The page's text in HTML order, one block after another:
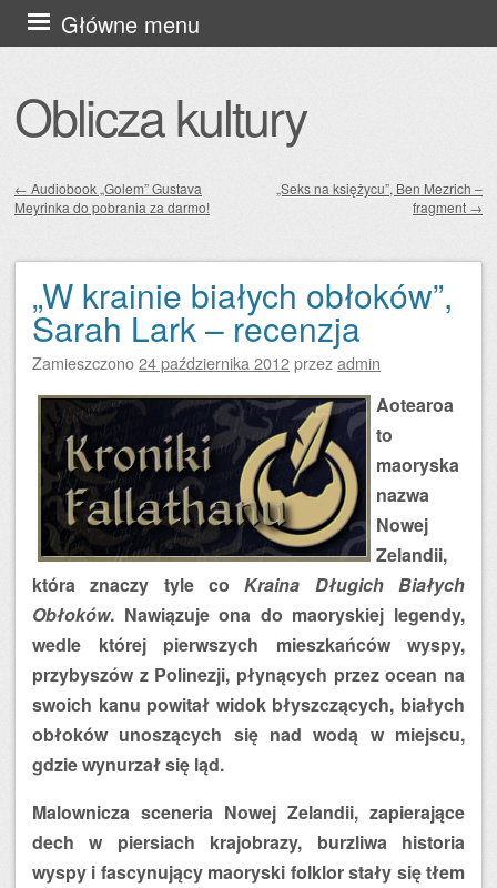
Oblicza kultury
Główne menu
Przejdź
do
Zobacz wpisy
← Audiobook „Golem” Gustava
Meyrinka do pobrania za darmo!
„Seks na księżycu”, Ben Mezrich –
fragment →
„W krainie białych obłoków”,
Sarah Lark – recenzja
Zamieszczono24 października 2012przezadmin
Aotearoa
to
maoryska
nazwa
Nowej
Zelandii,
która znaczy tyle coKraina Długich Białych
Obłoków. Nawiązuje ona do maoryskiej legendy,
wedle której pierwszych mieszkańców wyspy,
przybyszów z Polinezji, płynących przez ocean na
swoich kanu powitał widok błyszczących, białych
obłoków unoszących się nad wodą w miejscu,
gdzie wynurzał się ląd.
Malownicza sceneria Nowej Zelandii, zapierające
dech w piersiach krajobrazy, burzliwa historia
wyspy i fascynujący maoryski folklor stały się tłem